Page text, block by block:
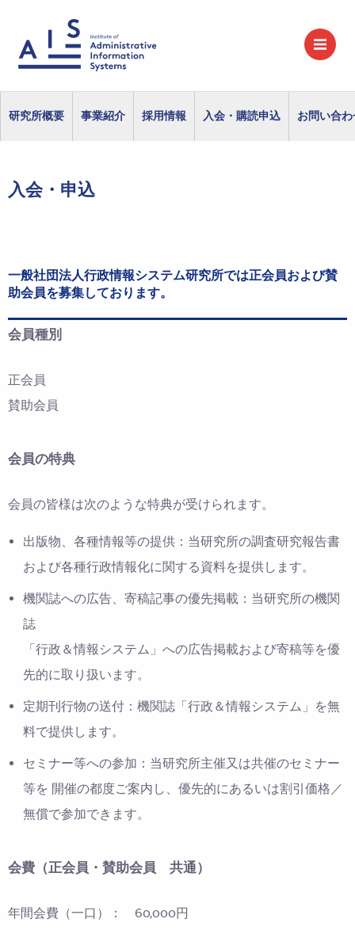
研究所概要 事業紹介 採用情報 入会・購読申込 お問い合
入会・申込
一般社団法人行政情報システム研究所では正会員および賛
助会員を募集しております。
会員種別
正会員
賛助会員
会員の特典
会員の皆様は次のような特典が受けられます。
出版物、各種情報等の提供：当研究所の調査研究報告書
および各種行政情報化に関する資料を提供します。
機関誌への広告、寄稿記事の優先掲載：当研究所の機関
誌
「行政＆情報システム」への広告掲載および寄稿等を優
先的に取り扱います。
定期刊行物の送付：機関誌「行政＆情報システム」を無
料で提供します。
セミナー等への参加：当研究所主催又は共催のセミナー
等を 開催の都度ご案内し、優先的にあるいは割引価格／
無償で参加できます。
会費（正会員・賛助会員 共通）
年間会費（一口）： 60,000円